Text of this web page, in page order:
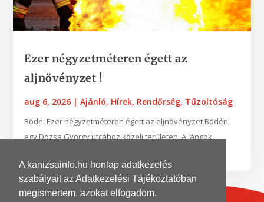
A kanizsainfo.hu honlap adatkezelés
szabályait az Adatkezelési Tájékoztatóban
megismertem, azokat elfogadom.
Ezer négyzetméteren égett az
aljnövényzet !
aug 6, 2026 |Ajánló, Hírek, Rendőrség, Tűzoltóság
Böde: Ezer négyzetméteren égett az aljnövényzet Bödén,
egy Dózsa György utcához közeli területen. A lángok